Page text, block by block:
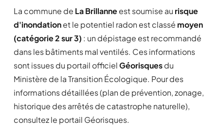
La commune de La Brillanneest soumise au risque
d'inondationet le potentiel radon est classé moyen
(catégorie 2 sur 3) : un dépistage est recommandé
dans les bâtiments mal ventilés. Ces informations
sont issues du portail officielGéorisquesdu
Ministère de la Transition Écologique. Pour des
informations détaillées (plan de prévention, zonage,
historique des arrêtés de catastrophe naturelle),
consultez le portail Géorisques.